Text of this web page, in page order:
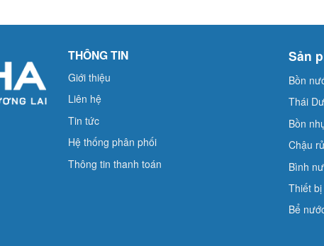
THÔNG TIN
Giới thiệu
Liên hệ
Tin tức
Hệ thống phân phối
Thông tin thanh toán
Sản
Bồn
Thái
Bồn
Chậu
Bình
Thiết
Bể